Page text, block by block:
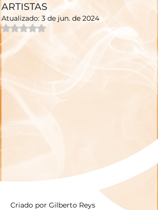
ARTISTAS
Atualizado: 3 de jun. de 2024
Avaliado com NaN de 5 estrelas.
Criado por Gilberto Reys